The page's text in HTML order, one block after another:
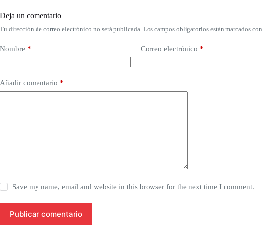
Deja un comentario
Tu dirección de correo electrónico no será publicada. Los campos obligatorios están marcados con
Nombre * Correo electrónico *
Añadir comentario *
Save my name, email and website in this browser for the next time I comment.
Publicar comentario